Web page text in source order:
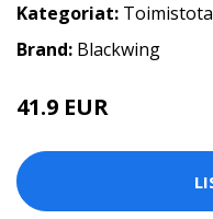
Kategoriat:
Brand: Blackwing
41.9 EUR